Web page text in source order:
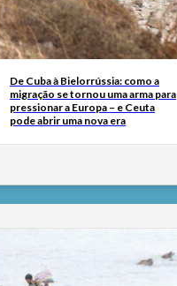
De Cuba à Bielorrússia: como a
migração se tornou uma arma para
pressionar a Europa – e Ceuta
pode abrir uma nova era